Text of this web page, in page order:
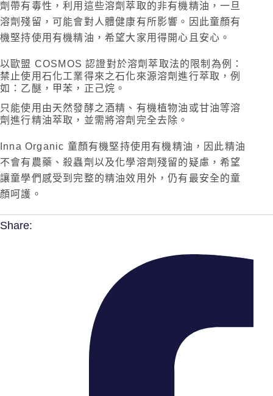
劑帶有毒性，利用這些溶劑萃取的非有機精油，一旦
溶劑殘留，可能會對人體健康有所影響。因此童顏有
機堅持使用有機精油，希望大家用得開心且安心。
以歐盟 COSMOS 認證對於溶劑萃取法的限制為例：
禁止使用石化工業得來之石化來源溶劑進行萃取，例
如：乙醚，甲苯，正己烷。
只能使用由天然發酵之酒精、有機植物油或甘油等溶
劑進行精油萃取，並需將溶劑完全去除。
Inna Organic 童顏有機堅持使用有機精油，因此精油
不會有農藥、殺蟲劑以及化學溶劑殘留的疑慮，希望
讓童學們感受到完整的精油效用外，仍有最安全的童
顏呵護。
Share: